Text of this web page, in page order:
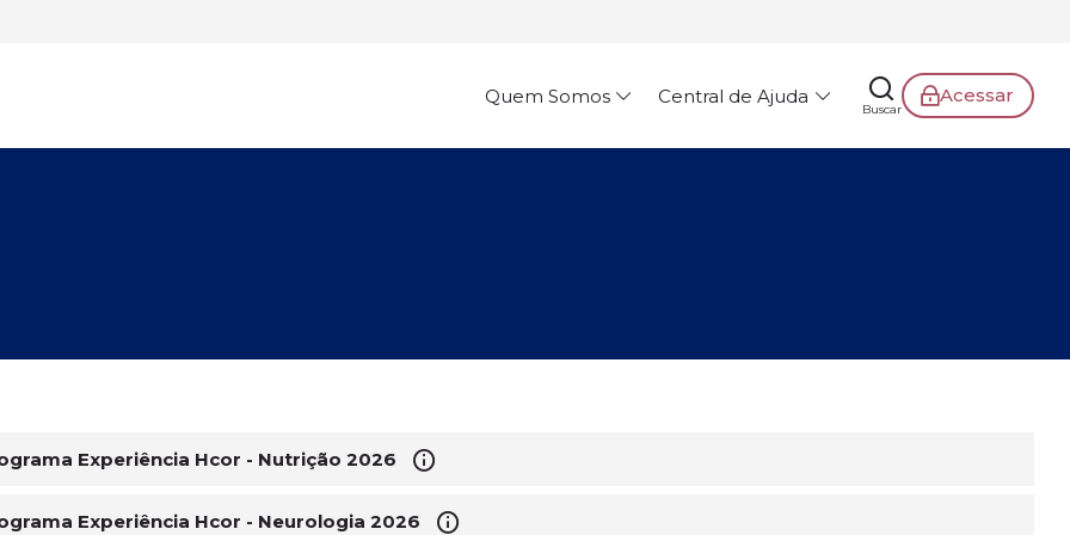
Quem Somos Central de Ajuda
Buscar
Acessar
Experiência Hcor - Nutrição 2026
Experiência Hcor - Neurologia 2026